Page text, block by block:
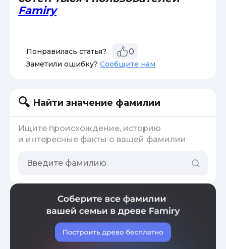
Famiry
Понравилась статья? 0
Заметили ошибку? Сообщите нам
Найти значение фамилии
Ищите происхождение, историю
и интересные факты о вашей фамилии